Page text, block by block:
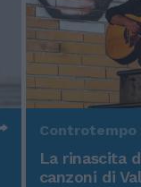
Controtempo
La rinascita
canzoni di